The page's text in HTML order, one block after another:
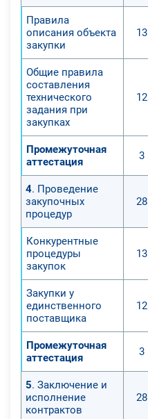
Правила
описания объекта
закупки
13
Общие правила
составления
технического
задания при
закупках
12
Промежуточная
аттестация
3
4. Проведение
закупочных
процедур
28
Конкурентные
процедуры
закупок
13
Закупки у
единственного
поставщика
12
Промежуточная
аттестация
3
5. Заключение и
исполнение
контрактов
28